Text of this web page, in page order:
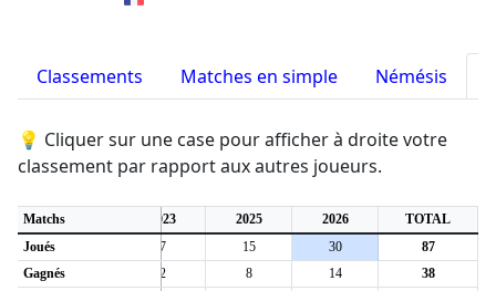
Classements Matches en simple Némésis
💡 Cliquer sur une case pour afficher à droite votre
classement par rapport aux autres joueurs.
Matchs2022 2023 2025 2026
TOTAL
Joués
7 15 30
87
Gagnés
2 8 14
38